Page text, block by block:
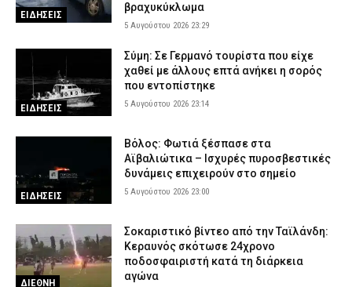
ΕΙΔΗΣΕΙΣ
βραχυκύκλωμα
5 Αυγούστου 2026 23:29
ΕΙΔΗΣΕΙΣ
Σύμη: Σε Γερμανό τουρίστα που είχε
χαθεί με άλλους επτά ανήκει η σορός
που εντοπίστηκε
5 Αυγούστου 2026 23:14
ΕΙΔΗΣΕΙΣ
Βόλος: Φωτιά ξέσπασε στα
Αϊβαλιώτικα – Ισχυρές πυροσβεστικές
δυνάμεις επιχειρούν στο σημείο
5 Αυγούστου 2026 23:00
ΔΙΕΘΝΗ
Σοκαριστικό βίντεο από την Ταϊλάνδη:
Κεραυνός σκότωσε 24χρονο
ποδοσφαιριστή κατά τη διάρκεια
αγώνα